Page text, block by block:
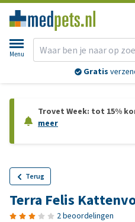
Menu
Gratis
Trovet Week: tot 15%
meer
Terug
Terra Felis
2 beoordelingen